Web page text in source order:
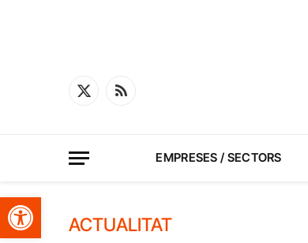
Obre la barra d'eines
X
RSS
EMPRESES / SECTORS
ACTUALITAT